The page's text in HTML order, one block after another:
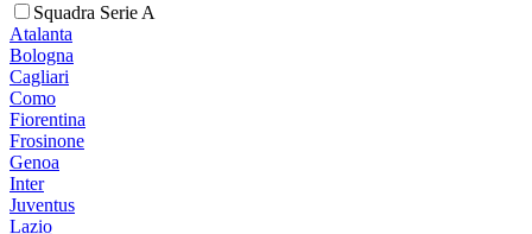
Squadra Serie A
Atalanta
Bologna
Cagliari
Como
Fiorentina
Frosinone
Genoa
Inter
Juventus
Lazio